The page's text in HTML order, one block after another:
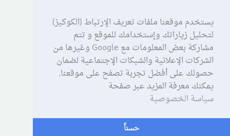
يستخدم موقعنا ملفات تعريف الإرتباط (الكوكيز)
لتحليل زياراتك وإستخدامك للموقع و تتم
مشاركة بعض المعلومات مع Google وغيرها من
الشركات الإعلانية والشبكات الإجتماعية لضمان
حصولك على أفضل تجربة تصفح على موقعنا,
يمكنك معرفة المزيد عبر صفحة
سياسة الخصوصية
حسناً